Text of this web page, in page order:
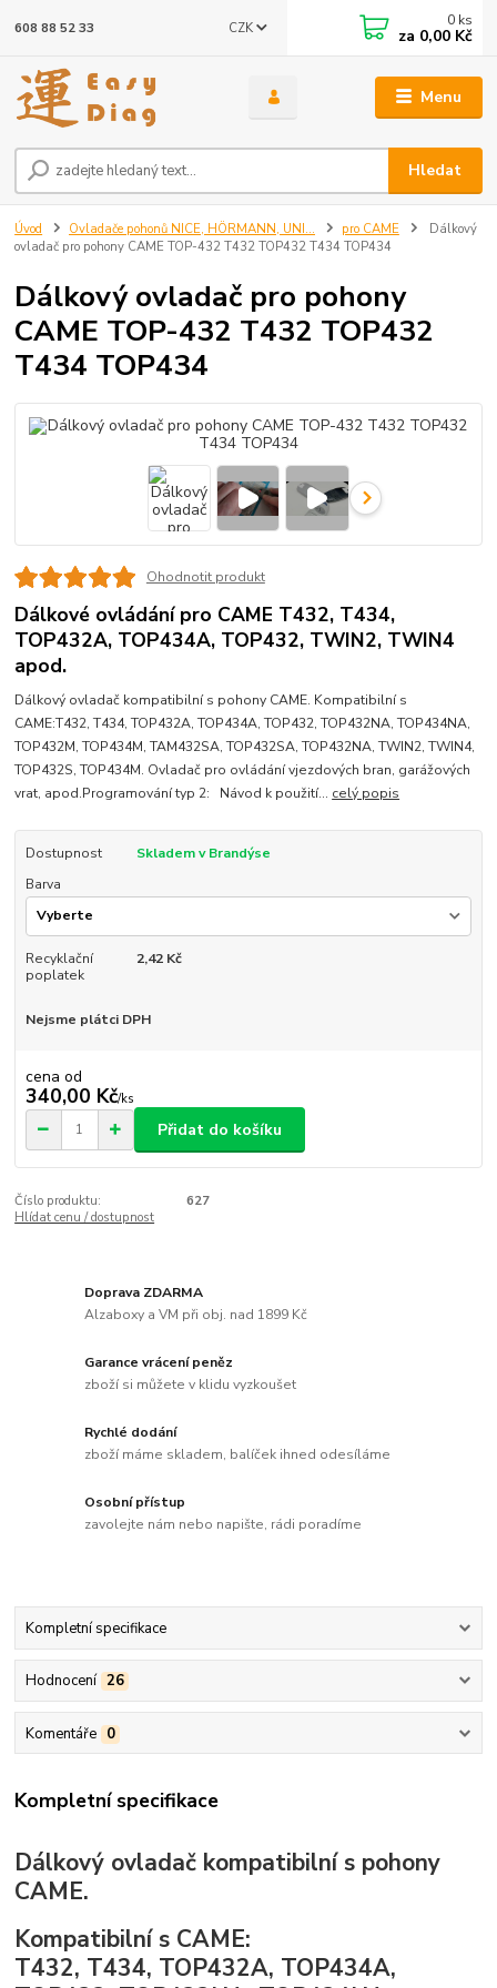
Menu
CZK
Hledat
608 88 52 33 0 ks
za 0,00 Kč
Úvod Ovladače pohonů NICE, HÖRMANN, UNI... pro CAME
Dálkový
ovladač pro pohony CAME TOP-432 T432 TOP432 T434 TOP434
Dálkový ovladač pro pohony
CAME TOP-432 T432 TOP432
T434 TOP434
Ohodnotit produkt
Dálkové ovládání pro CAME T432, T434,
TOP432A, TOP434A, TOP432, TWIN2, TWIN4
apod.
Dálkový ovladač kompatibilní s pohony CAME. Kompatibilní s
CAME:T432, T434, TOP432A, TOP434A, TOP432, TOP432NA, TOP434NA,
TOP432M, TOP434M, TAM432SA, TOP432SA, TOP432NA, TWIN2, TWIN4,
TOP432S, TOP434M. Ovladač pro ovládání vjezdových bran, garážových
vrat, apod.Programování typ 2: Návod k použití... celý popis
Dostupnost
Skladem v Brandýse
Barva
Recyklační
poplatek
2,42 Kč
Nejsme plátci DPH
cena od
340,00 Kč/ks
Přidat do košíku
Číslo produktu:
627
Hlídat cenu / dostupnost
Doprava ZDARMA
Alzaboxy a VM při obj. nad 1899 Kč
Garance vrácení peněz
zboží si můžete v klidu vyzkoušet
Rychlé dodání
zboží máme skladem, balíček ihned odesíláme
Osobní přístup
zavolejte nám nebo napište, rádi poradíme
Kompletní specifikace
Hodnocení 26
Komentáře 0
Kompletní specifikace
Dálkový ovladač kompatibilní s pohony
CAME.
Kompatibilní s CAME:
T432, T434, TOP432A, TOP434A,